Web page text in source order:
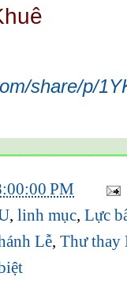
share/p/
PM
,linh mục,Lực
Lễ,Thư thay